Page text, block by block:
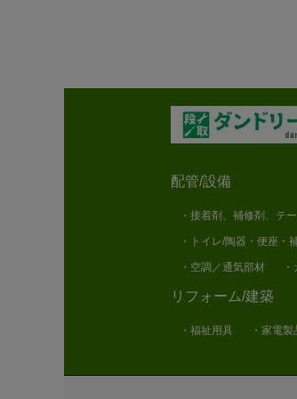
配管/設備
・接着剤、補修剤、テ
・トイレ/陶器・便座・
・空調／通気部材
リフォーム/建築
・福祉用具 ・家電製